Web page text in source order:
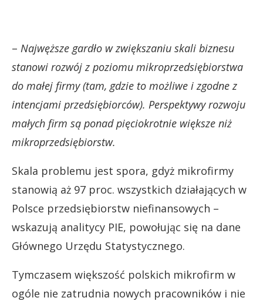
– Najwęższe gardło w zwiększaniu skali biznesu
stanowi rozwój z poziomu mikroprzedsiębiorstwa
do małej firmy (tam, gdzie to możliwe i zgodne z
intencjami przedsiębiorców). Perspektywy rozwoju
małych firm są ponad pięciokrotnie większe niż
mikroprzedsiębiorstw.
Skala problemu jest spora, gdyż mikrofirmy
stanowią aż 97 proc. wszystkich działających w
Polsce przedsiębiorstw niefinansowych –
wskazują analitycy PIE, powołując się na dane
Głównego Urzędu Statystycznego.
Tymczasem większość polskich mikrofirm w
ogóle nie zatrudnia nowych pracowników i nie